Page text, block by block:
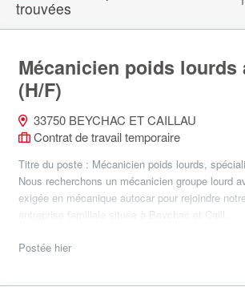
trouvées
Mécanicien poids lourds
(H/F)
33750 BEYCHAC ET CAILLAU
Contrat de travail temporaire
Titre du poste : Mécanicien poids lourds,
Nous recherchons un mécanicien groupe lourd
exigée en mécanique autocar pour rejoindre
entreprise familiale située à Beychac et Caill...
Postée hier